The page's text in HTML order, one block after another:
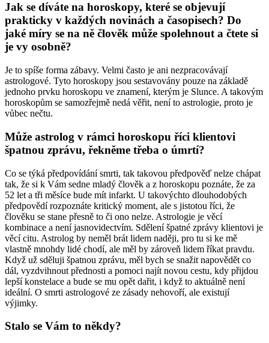
Jak se díváte na horoskopy, které se objevují
prakticky v každých novinách a časopisech? Do
jaké míry se na ně člověk může spolehnout a čtete si
je vy osobně?
Je to spíše forma zábavy. Velmi často je ani nezpracovávají
astrologové. Tyto horoskopy jsou sestavovány pouze na základě
jednoho prvku horoskopu ve znamení, kterým je Slunce. A takovým
horoskopům se samozřejmě nedá věřit, není to astrologie, proto je
vůbec nečtu.
Může astrolog v rámci horoskopu říci klientovi
špatnou zprávu, řekněme třeba o úmrtí?
Co se týká předpovídání smrti, tak takovou předpověď nelze chápat
tak, že si k Vám sedne mladý člověk a z horoskopu poznáte, že za
52 let a tři měsíce bude mít infarkt. U takovýchto dlouhodobých
předpovědí rozpoznáte kritický moment, ale s jistotou říci, že
člověku se stane přesně to či ono nelze. Astrologie je věcí
kombinace a není jasnovidectvím. Sdělení špatné zprávy klientovi je
věcí citu. Astrolog by neměl brát lidem naději, pro tu si ke mě
vlastně mnohdy lidé chodí, ale měl by zároveň lidem říkat pravdu.
Když už sděluji špatnou zprávu, měl bych se snažit napovědět co
dál, vyzdvihnout přednosti a pomoci najít novou cestu, kdy přijdou
lepší konstelace a bude se mu opět dařit, i když to aktuálně není
ideální. O smrti astrologové ze zásady nehovoří, ale existují
výjimky.
Stalo se Vám to někdy?